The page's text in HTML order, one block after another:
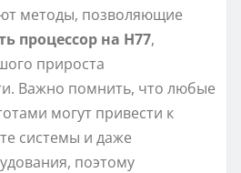
методы, позволяющие
процессор на H77,
прироста
Важно помнить, что любые
могут привести к
системы и даже
поэтому